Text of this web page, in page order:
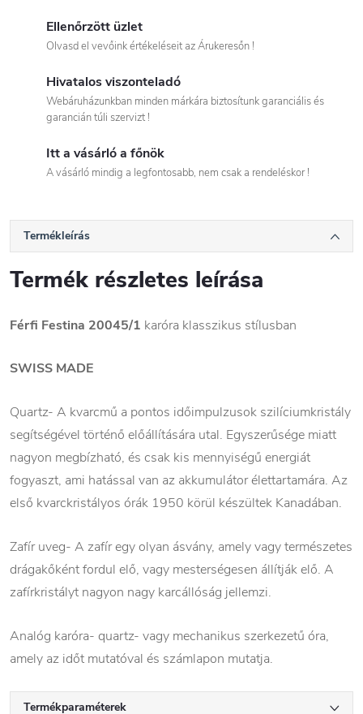
Ellenőrzött üzlet
Olvasd el vevőink értékeléseit az Árukeresőn !
Hivatalos viszonteladó
Webáruházunkban minden márkára biztosítunk garanciális és
garancián túli szervizt !
Itt a vásárló a főnök
A vásárló mindig a legfontosabb, nem csak a rendeléskor !
Termékleírás
Termék részletes leírása
Férfi Festina 20045/1 karóra klasszikus stílusban
SWISS MADE
Quartz- A kvarcmű a pontos időimpulzusok szilíciumkristály
segítségével történő előállítására utal. Egyszerűsége miatt
nagyon megbízható, és csak kis mennyiségű energiát
fogyaszt, ami hatással van az akkumulátor élettartamára. Az
első kvarckristályos órák 1950 körül készültek Kanadában.
Zafír uveg- A zafír egy olyan ásvány, amely vagy természetes
drágakőként fordul elő, vagy mesterségesen állítják elő. A
zafírkristályt nagyon nagy karcállóság jellemzi.
Analóg karóra- quartz- vagy mechanikus szerkezetű óra,
amely az időt mutatóval és számlapon mutatja.
Termékparaméterek